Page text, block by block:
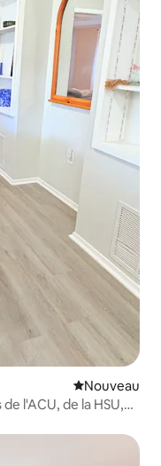
Nouvel
Nouveau
l'ACU, de la HSU,